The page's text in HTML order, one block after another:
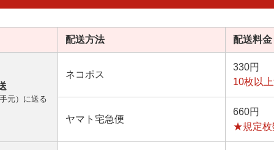
配送方法 配送料金
元）に送る
ネコポス
330円
10枚以
ヤマト宅急便
660円
★規定枚